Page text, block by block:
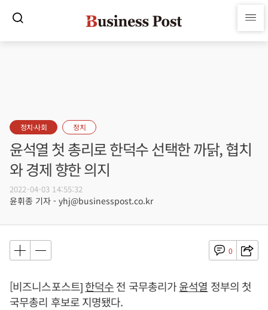
정치·사회 정치
윤석열 첫 총리로 한덕수 선택한 까닭, 협치
와 경제 향한 의지
2022-04-03 14:55:32
윤휘종 기자 - yhj@businesspost.co.kr
0
[비즈니스포스트]한덕수전 국무총리가윤석열 정부의 첫
국무총리 후보로 지명됐다.